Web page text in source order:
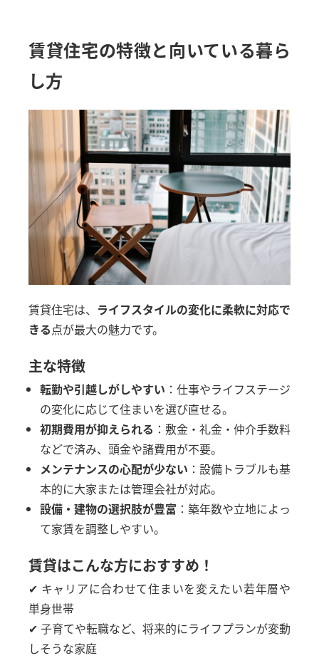
賃貸住宅の特徴と向いている暮ら
し方
賃貸住宅は、 ライフスタイルの変化に柔軟に対応で
きる点が最大の魅力です。
主な特徴
転勤や引越しがしやすい ：仕事やライフステージ
の変化に応じて住まいを選び直せる。
初期費用が抑えられる ：敷金・礼金・仲介手数料
などで済み、頭金や諸費用が不要。
メンテナンスの心配が少ない ：設備トラブルも基
本的に大家または管理会社が対応。
設備・建物の選択肢が豊富 ：築年数や立地によっ
て家賃を調整しやすい。
賃貸はこんな方におすすめ！
✔ キャリアに合わせて住まいを変えたい若年層や
単身世帯
✔ 子育てや転職など、将来的にライフプランが変動
しそうな家庭